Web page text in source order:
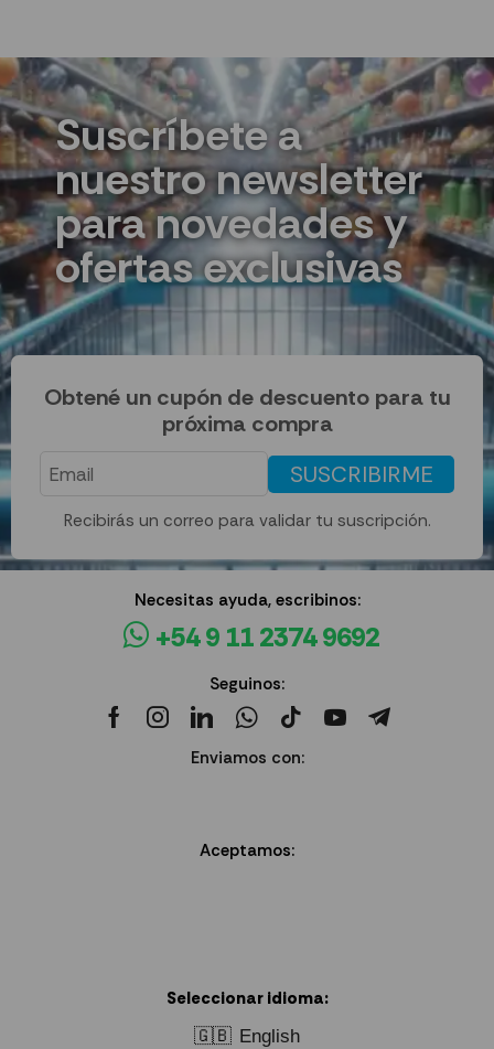
Suscríbete a
nuestro newsletter
para novedades y
ofertas exclusivas
Obtené un cupón de descuento para tu
próxima compra
SUSCRIBIRME
Recibirás un correo para validar tu suscripción.
Necesitas ayuda, escribinos:
+54 9 11 2374 9692
Seguinos:
Enviamos con:
Aceptamos:
Seleccionar idioma:
🇬🇧 English